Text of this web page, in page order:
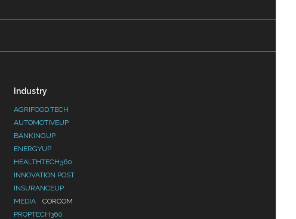
Industry
AGRIFOOD.TECH
AUTOMOTIVEUP
BANKINGUP
ENERGYUP
HEALTHTECH360
INNOVATION POST
INSURANCEUP
MEDIA
CORCOM
PROPTECH360